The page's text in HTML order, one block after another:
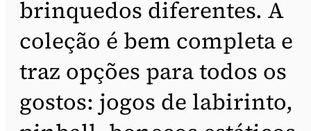
brinquedos diferentes. A
coleção é bem completa e
traz opções para todos os
gostos: jogos de labirinto,